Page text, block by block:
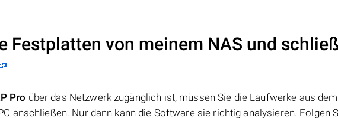
Festplatten von meinem NAS und
Pro über das Netzwerk zugänglich ist, müssen Sie die Laufwerke aus
anschließen. Nur dann kann die Software sie richtig analysieren. Folgen